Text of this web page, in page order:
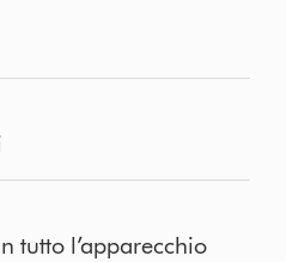
tutto l’apparecchio